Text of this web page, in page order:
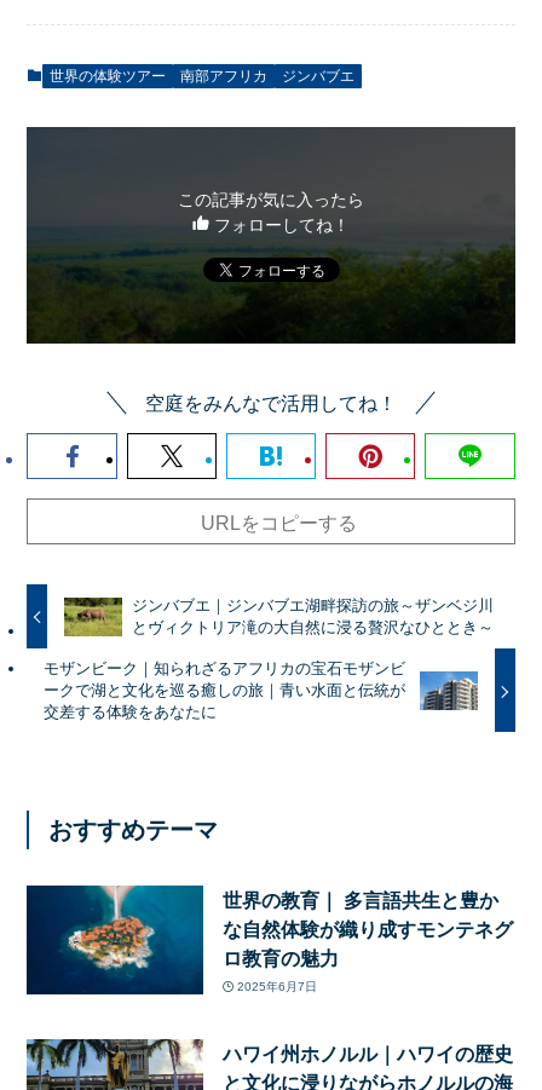
世界の体験ツアー 南部アフリカ ジンバブエ
この記事が気に入ったら
フォローしてね！
空庭をみんなで活用してね！
URLをコピーする
ジンバブエ｜ジンバブエ湖畔探訪の旅～ザンベジ川
とヴィクトリア滝の大自然に浸る贅沢なひととき～
モザンビーク｜知られざるアフリカの宝石モザンビ
ークで湖と文化を巡る癒しの旅｜青い水面と伝統が
交差する体験をあなたに
おすすめテーマ
世界の教育｜ 多言語共生と豊か
な自然体験が織り成すモンテネグ
ロ教育の魅力
2025年6月7日
ハワイ州ホノルル｜ハワイの歴史
と文化に浸りながらホノルルの海